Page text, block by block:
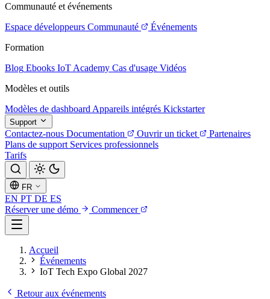
Communauté et événements
Espace développeurs Communauté
Événements
Formation
Blog Ebooks IoT Academy Cas d'usage Vidéos
Modèles et outils
Modèles de dashboard Appareils intégrés Kickstarter
Support
Contactez-nous Documentation Ouvrir un ticket
Partenaires
Plans de support Services professionnels
Tarifs
FR
EN PT DE ES
Réserver une démo
Commencer
Accueil
Événements
IoT Tech Expo Global 2027
Retour aux événements